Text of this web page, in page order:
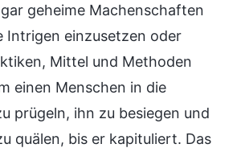
geheime Machenschaften
Intrigen einzusetzen oder
Mittel und Methoden
einen Menschen in die
prügeln, ihn zu besiegen und
quälen, bis er kapituliert. Das